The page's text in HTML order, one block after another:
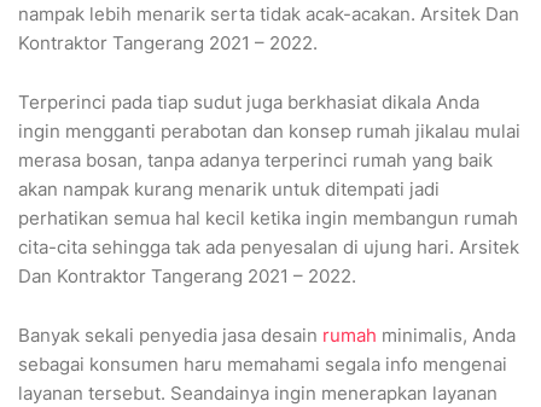
nampak lebih menarik serta tidak acak-acakan. Arsitek Dan
Kontraktor Tangerang 2021 – 2022.
Terperinci pada tiap sudut juga berkhasiat dikala Anda
ingin mengganti perabotan dan konsep rumah jikalau mulai
merasa bosan, tanpa adanya terperinci rumah yang baik
akan nampak kurang menarik untuk ditempati jadi
perhatikan semua hal kecil ketika ingin membangun rumah
cita-cita sehingga tak ada penyesalan di ujung hari. Arsitek
Dan Kontraktor Tangerang 2021 – 2022.
Banyak sekali penyedia jasa desain rumah minimalis, Anda
sebagai konsumen haru memahami segala info mengenai
layanan tersebut. Seandainya ingin menerapkan layanan